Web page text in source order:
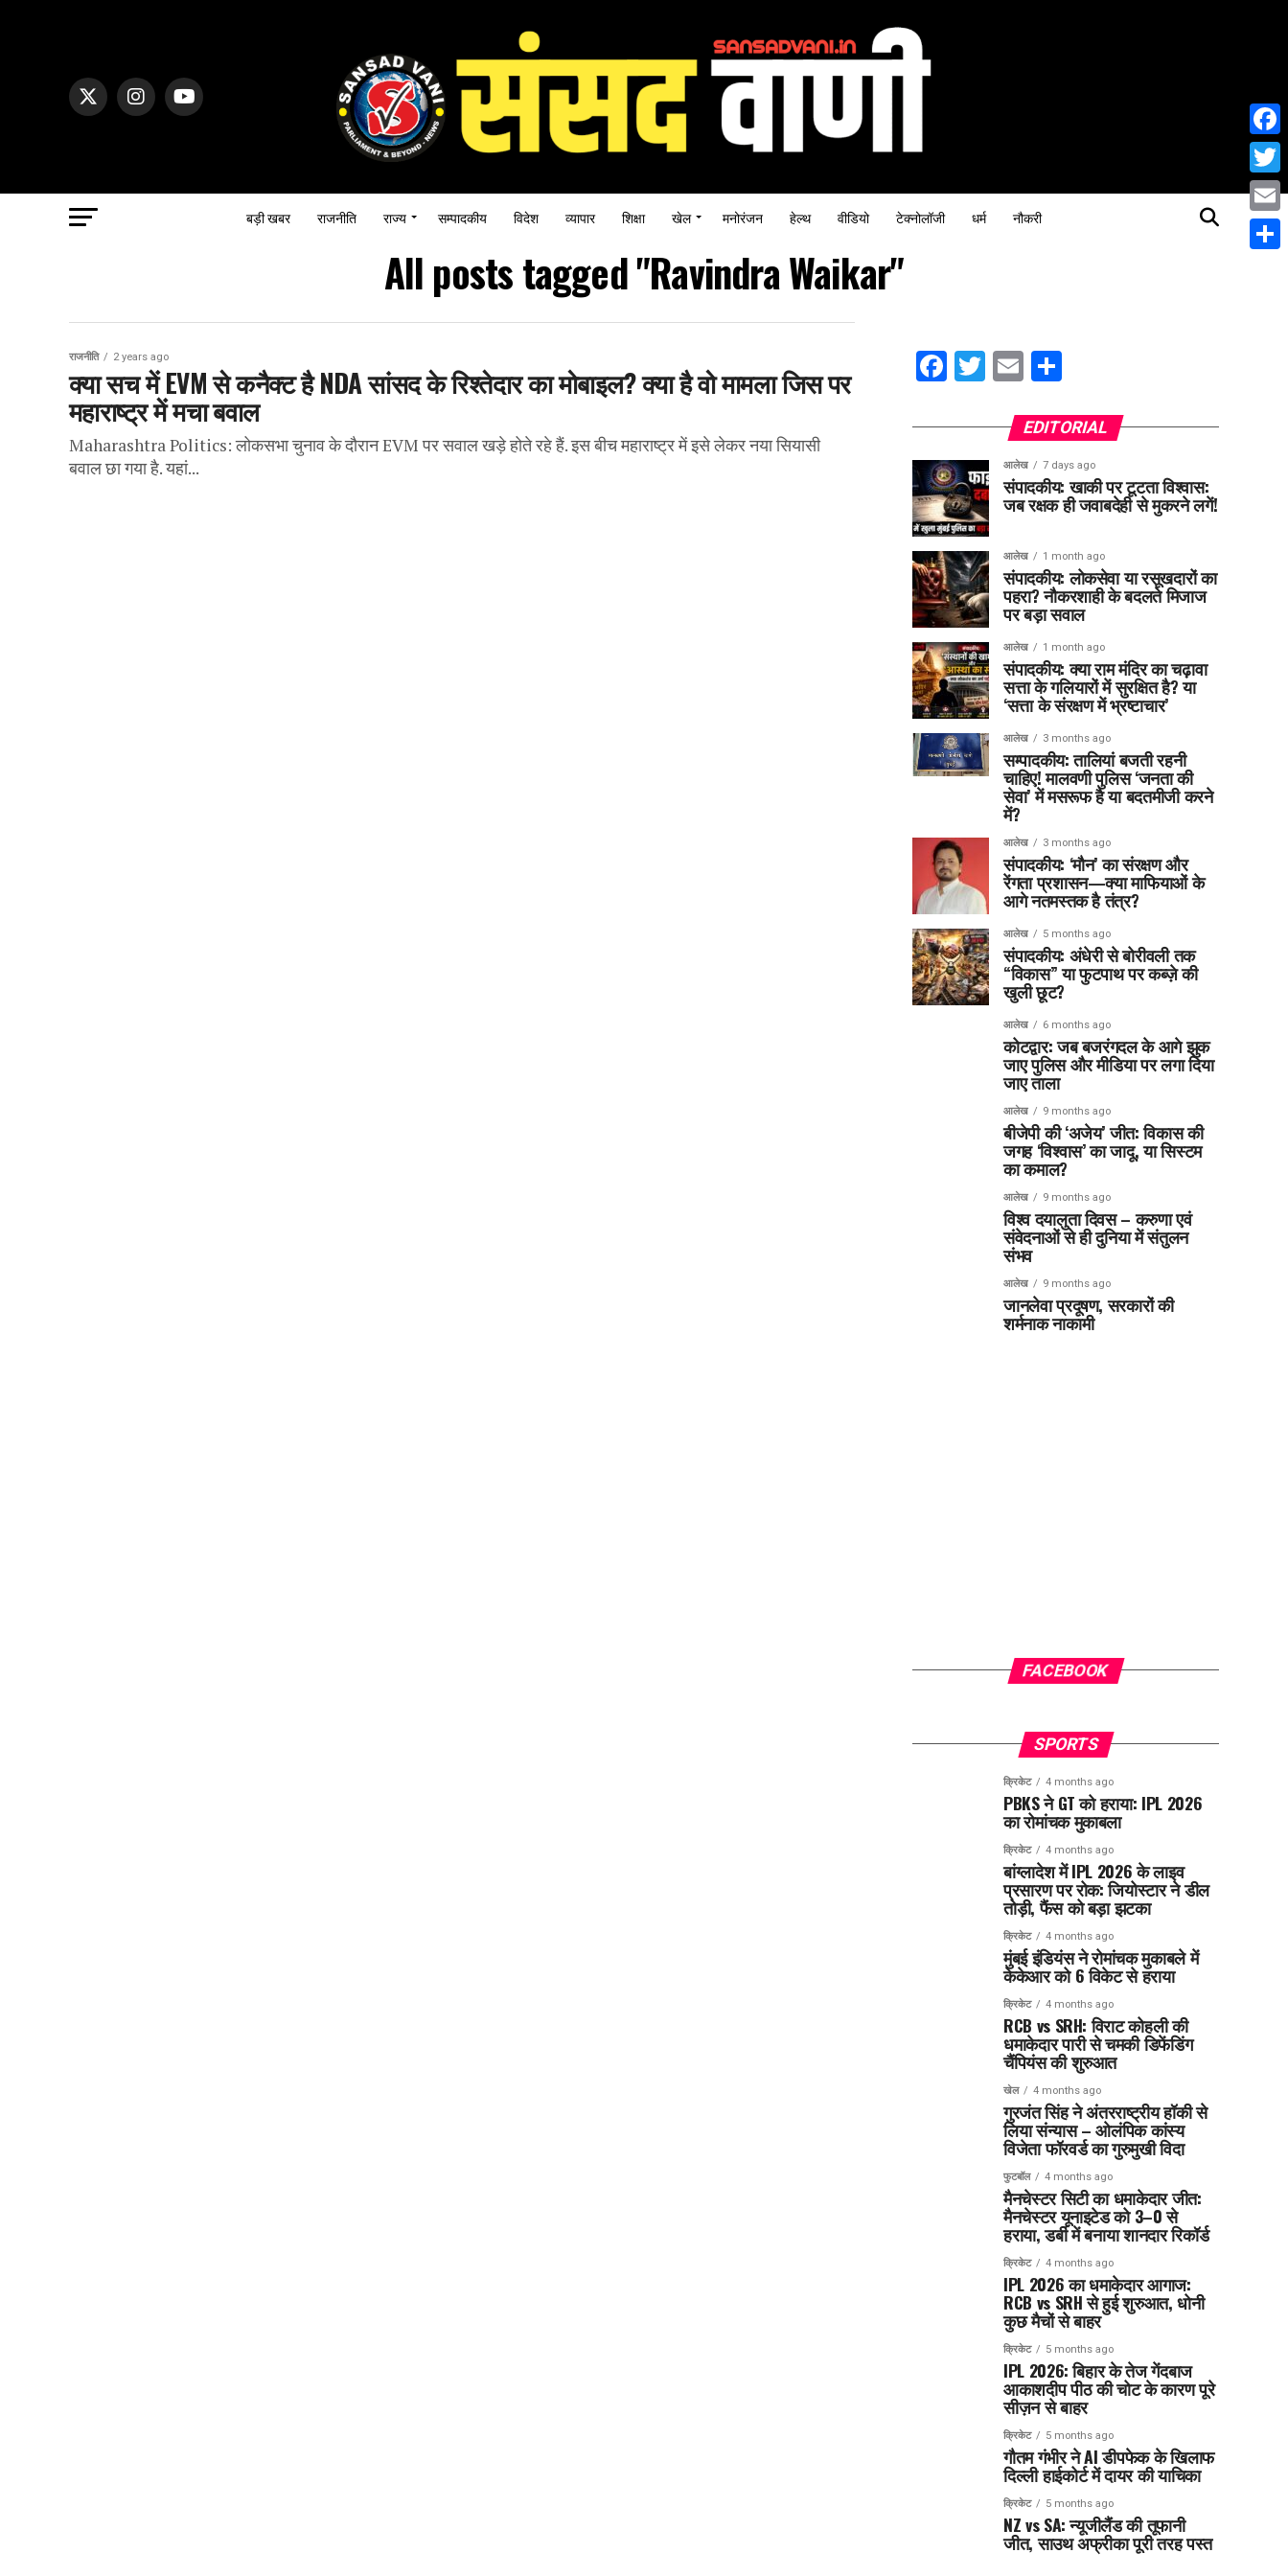
बड़ी खबर राजनीति राज्य सम्पादकीय विदेश व्यापार शिक्षा खेल मनोरंजन हेल्थ वीडियो टेक्नोलॉजी धर्म नौकरी
All posts tagged "Ravindra Waikar"
राजनीति 2 years ago
क्या सच में EVM से कनैक्ट है NDA सांसद के रिश्तेदार का मोबाइल? क्या है वो मामला जिस पर
महाराष्ट्र में मचा बवाल
Maharashtra Politics: लोकसभा चुनाव के दौरान EVM पर सवाल खड़े होते रहे हैं. इस बीच महाराष्ट्र में इसे लेकर नया सियासी
बवाल छा गया है. यहां...
Facebook
Twitter
Email
EDITORIAL
आलेख 7 days ago
संपादकीय: खाकी पर टूटता विश्वास:
जब रक्षक ही जवाबदेही से मुकरने लगें!
आलेख 1 month ago
संपादकीय: लोकसेवा या रसूखदारों का
पहरा? नौकरशाही के बदलते मिजाज
पर बड़ा सवाल
आलेख 1 month ago
संपादकीय: क्या राम मंदिर का चढ़ावा
सत्ता के गलियारों में सुरक्षित है? या
‘सत्ता के संरक्षण में भ्रष्टाचार’
आलेख 3 months ago
सम्पादकीय: तालियां बजती रहनी
चाहिए! मालवणी पुलिस ‘जनता की
सेवा’ में मसरूफ है या बदतमीजी करने
में?
आलेख 3 months ago
संपादकीय: ‘मौन’ का संरक्षण और
रेंगता प्रशासन—क्या माफियाओं के
आगे नतमस्तक है तंत्र?
आलेख 5 months ago
संपादकीय: अंधेरी से बोरीवली तक
“विकास” या फुटपाथ पर कब्ज़े की
खुली छूट?
आलेख 6 months ago
कोटद्वार: जब बजरंगदल के आगे झुक
जाए पुलिस और मीडिया पर लगा दिया
जाए ताला
आलेख 9 months ago
बीजेपी की ‘अजेय’ जीत: विकास की
जगह ‘विश्वास’ का जादू, या सिस्टम
का कमाल?
आलेख 9 months ago
विश्व दयालुता दिवस – करुणा एवं
संवेदनाओं से ही दुनिया में संतुलन
संभव
आलेख 9 months ago
जानलेवा प्रदूषण, सरकारों की
शर्मनाक नाकामी
FACEBOOK
SPORTS
क्रिकेट 4 months ago
PBKS ने GT को हराया: IPL 2026
का रोमांचक मुकाबला
क्रिकेट 4 months ago
बांग्लादेश में IPL 2026 के लाइव
प्रसारण पर रोक: जियोस्टार ने डील
तोड़ी, फैंस को बड़ा झटका
क्रिकेट 4 months ago
मुंबई इंडियंस ने रोमांचक मुकाबले में
केकेआर को 6 विकेट से हराया
क्रिकेट 4 months ago
RCB vs SRH: विराट कोहली की
धमाकेदार पारी से चमकी डिफेंडिंग
चैंपियंस की शुरुआत
खेल 4 months ago
गुरजंत सिंह ने अंतरराष्ट्रीय हॉकी से
लिया संन्यास – ओलंपिक कांस्य
विजेता फॉरवर्ड का गुरुमुखी विदा
फुटबॉल 4 months ago
मैनचेस्टर सिटी का धमाकेदार जीत:
मैनचेस्टर यूनाइटेड को 3–0 से
हराया, डर्बी में बनाया शानदार रिकॉर्ड
क्रिकेट 4 months ago
IPL 2026 का धमाकेदार आगाज:
RCB vs SRH से हुई शुरुआत, धोनी
कुछ मैचों से बाहर
क्रिकेट 5 months ago
IPL 2026: बिहार के तेज गेंदबाज
आकाशदीप पीठ की चोट के कारण पूरे
सीज़न से बाहर
क्रिकेट 5 months ago
गौतम गंभीर ने AI डीपफेक के खिलाफ
दिल्ली हाईकोर्ट में दायर की याचिका
क्रिकेट 5 months ago
NZ vs SA: न्यूजीलैंड की तूफानी
जीत, साउथ अफ्रीका पूरी तरह पस्त
Email